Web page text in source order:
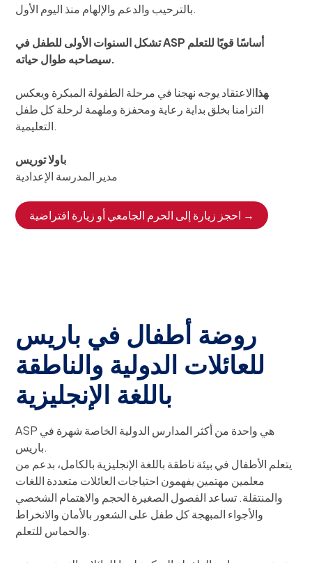
بالترحيب والدعم والإلهام منذ اليوم الأول.
تشكل السنوات الأولى للطفل في ASP أساسًا قويًا للتعلم
سيصاحبه طوال حياته.
‍هذاالاعتقاد يوجه نهجنا في مرحلة الطفولة المبكرة ويعكس
التزامنا بخلق بداية رعاية ومحفزة وملهمة لرحلة كل طفل
التعليمية.
باولا توريس
مدير المدرسة الإعدادية
احجز زيارة إلى الحرم الجامعي أو زيارة افتراضية →
روضة أطفال في باريس
للعائلات الدولية والناطقة
باللغة الإنجليزية
ASP هي واحدة من أكثر المدارس الدولية الخاصة شهرة في
باريس.
يتعلم الأطفال في بيئة ناطقة باللغة الإنجليزية بالكامل، بدعم من
معلمين مهتمين يفهمون احتياجات العائلات متعددة اللغات
والمنتقلة. تساعد الفصول الصغيرة الحجم والاهتمام الشخصي
والأجواء المبهجة كل طفل على الشعور بالأمان والانخراط
والحماس للتعلم.